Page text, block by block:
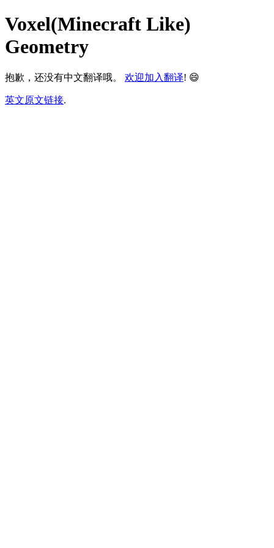
Voxel(Minecraft Like)
Geometry
抱歉，还没有中文翻译哦。 欢迎加入翻译! 😄
英文原文链接.